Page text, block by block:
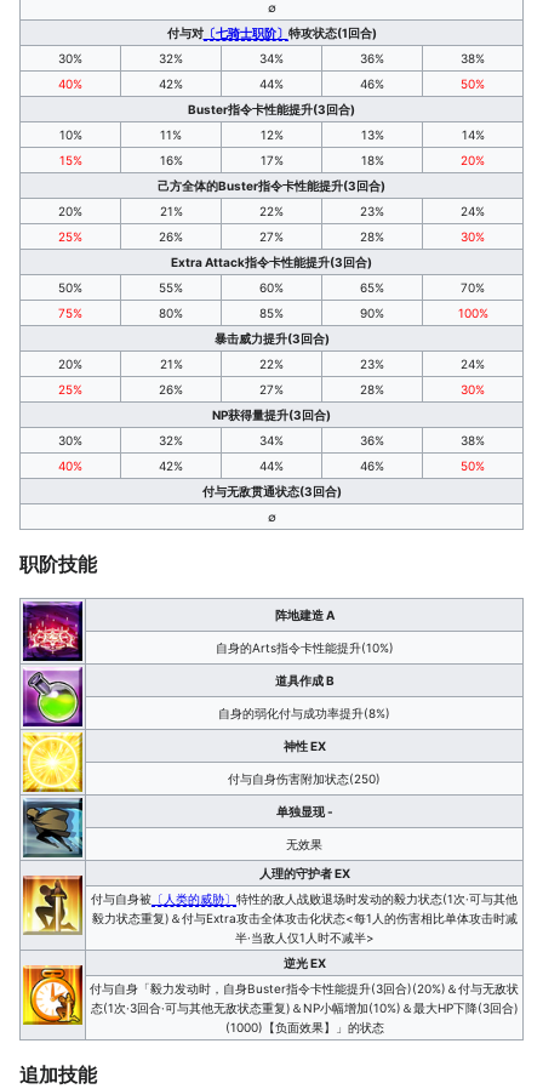
∅
付与对〔七骑士职阶〕 特攻状态(1回合)
30%
32% 34% 36%
38%
40%
42% 44% 46%
50%
Buster指令卡性能提升(3回合)
10%
11% 12% 13%
14%
15%
16% 17% 18%
20%
己方全体的Buster指令卡性能提升(3回合)
20%
21% 22% 23%
24%
25%
26% 27% 28%
30%
Extra Attack指令卡性能提升(3回合)
50%
55% 60% 65%
70%
75%
80% 85% 90%
100%
暴击威力提升(3回合)
20%
21% 22% 23%
24%
25%
26% 27% 28%
30%
NP获得量提升(3回合)
30%
32% 34% 36%
38%
40%
42% 44% 46%
50%
付与无敌贯通状态(3回合)
∅
职阶技能
阵地建造 A
自身的Arts指令卡性能提升(10%)
道具作成 B
自身的弱化付与成功率提升(8%)
神性 EX
付与自身伤害附加状态(250)
单独显现 -
无效果
人理的守护者 EX
付与自身被 〔人类的威胁〕 特性的敌人战败退场时发动的毅力状态(1次·可与其他
毅力状态重复)＆付与Extra攻击全体攻击化状态<每1人的伤害相比单体攻击时减
半·当敌人仅1人时不减半>
逆光 EX
付与自身「毅力发动时，自身Buster指令卡性能提升(3回合)(20%)＆付与无敌状
态(1次·3回合·可与其他无敌状态重复)＆NP小幅增加(10%)＆最大HP下降(3回合)
(1000)【负面效果】」的状态
追加技能